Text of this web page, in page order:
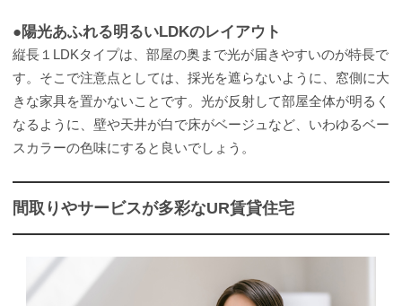
●陽光あふれる明るいLDKのレイアウト
縦長１LDKタイプは、部屋の奥まで光が届きやすいのが特長で
す。そこで注意点としては、採光を遮らないように、窓側に大
きな家具を置かないことです。光が反射して部屋全体が明るく
なるように、壁や天井が白で床がベージュなど、いわゆるベー
スカラーの色味にすると良いでしょう。
間取りやサービスが多彩なUR賃貸住宅